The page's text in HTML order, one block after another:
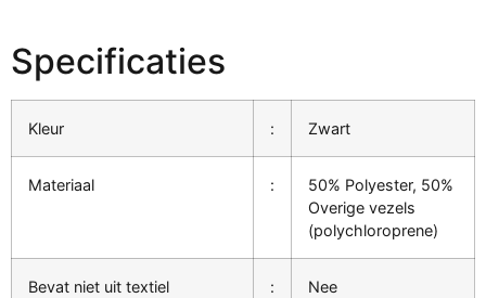
Specificaties
Kleur : Zwart
Materiaal :
50% Polyester, 50%
Overige vezels
(polychloroprene)
Bevat niet uit textiel
: Nee